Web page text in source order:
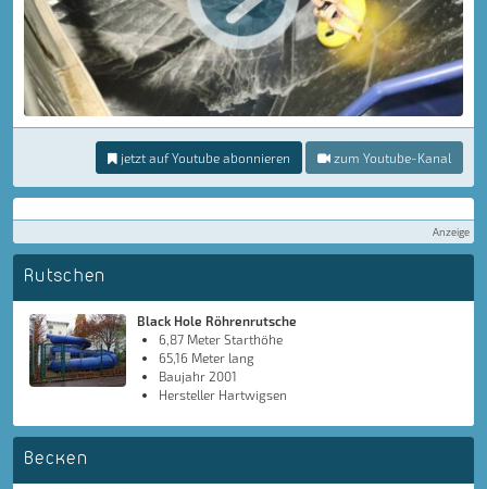
jetzt auf Youtube abonnieren zum Youtube-Kanal
Anzeige
Rutschen
Black Hole Röhrenrutsche
6,87 Meter Starthöhe
65,16 Meter lang
Baujahr 2001
Hersteller Hartwigsen
Becken